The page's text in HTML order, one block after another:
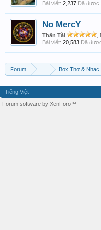
Bài viết: 2,237 Đã được
No MercY
Thần Tài
Bài viết: 20,583 Đã
Forum Box Thơ & Nhạc
Tiếng Việt
Forum software by XenForo™